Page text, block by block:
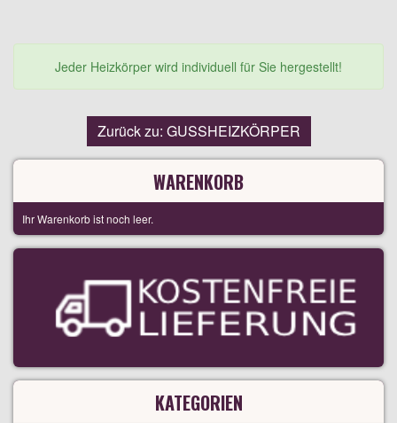
Jeder Heizkörper wird individuell für Sie hergestellt!
Zurück zu: GUSSHEIZKÖRPER
WARENKORB
Ihr Warenkorb ist noch leer.
KATEGORIEN